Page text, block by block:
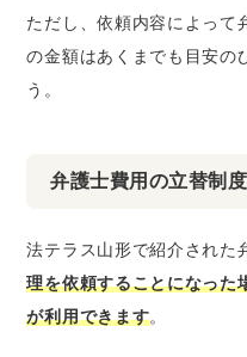
ただし、依頼内容によって
の金額はあくまでも目安の
う。
弁護士費用の立替制
法テラス山形で紹介された
理を依頼することになった
が利用できます。